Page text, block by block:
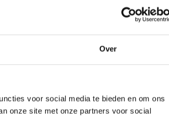
Over
voor social media te bieden en om ons
onze site met onze partners voor social